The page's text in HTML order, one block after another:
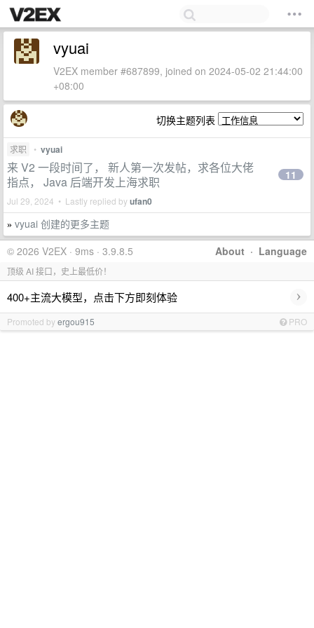
vyuai
V2EX member #687899, joined on 2024-05-02 21:44:00
+08:00
切换主题列表
求职 • vyuai
来 V2 一段时间了， 新人第一次发帖，求各位大佬
指点， Java 后端开发上海求职
Jul 29, 2024 • Lastly replied byufan0
11
» vyuai 创建的更多主题
About · Language
© 2026 V2EX · 9ms · 3.9.8.5
顶级 AI 接口，史上最低价！
400+主流大模型，点击下方即刻体验 ›
Promoted byergou915 PRO